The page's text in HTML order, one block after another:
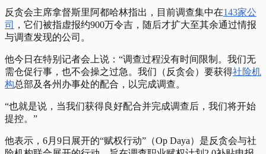
反贪会主席拿督斯里阿都哈林指出，目前调查集中在143家公
司
，它们被指虚报约900万令吉，随后才扩大至其余通过情报
与调查发现的公司。
他今日在特别记者会上说：“调查过程没有时间限制。我们无
需仓促行事，也不会操之过急。我们（反贪会）要获得社险机
构总部及各州办事处的配合，以完成调查。
“也就是说，当我们获得良好配合并完成调查后，我们将开始
提控。”
他表示，6月9日展开的“赋权行动”（Op Daya）是反贪会与社